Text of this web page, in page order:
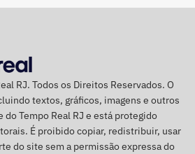
acompanhar a cobertura
pelo Instagram do portal, com
nos Stories.
RJ. Todos os Direitos Reservados. O
textos, gráficos, imagens e outros
Tempo Real RJ e está protegido
É proibido copiar, redistribuir, usar
do site sem a permissão expressa do